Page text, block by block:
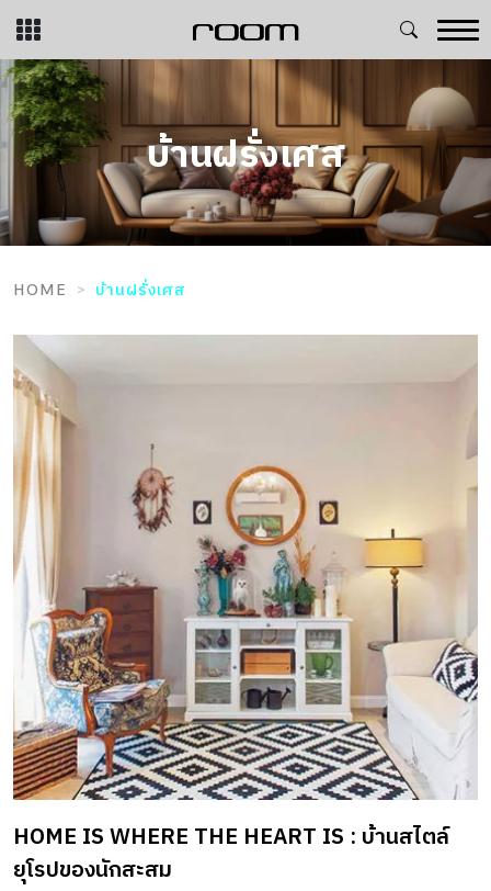
Skip
content
บ้านฝรั่งเศส
HOME บ้านฝรั่งเศส
HOME IS WHERE THE HEART IS : บ้านสไตล์
ยุโรปของนักสะสม